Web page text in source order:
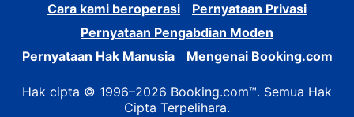
Cara kami beroperasi
Pernyataan Privasi
Pernyataan Pengabdian Moden
Pernyataan Hak Manusia
Mengenai Booking.com
Hak cipta © 1996–2026 Booking.com™. Semua Hak
Cipta Terpelihara.